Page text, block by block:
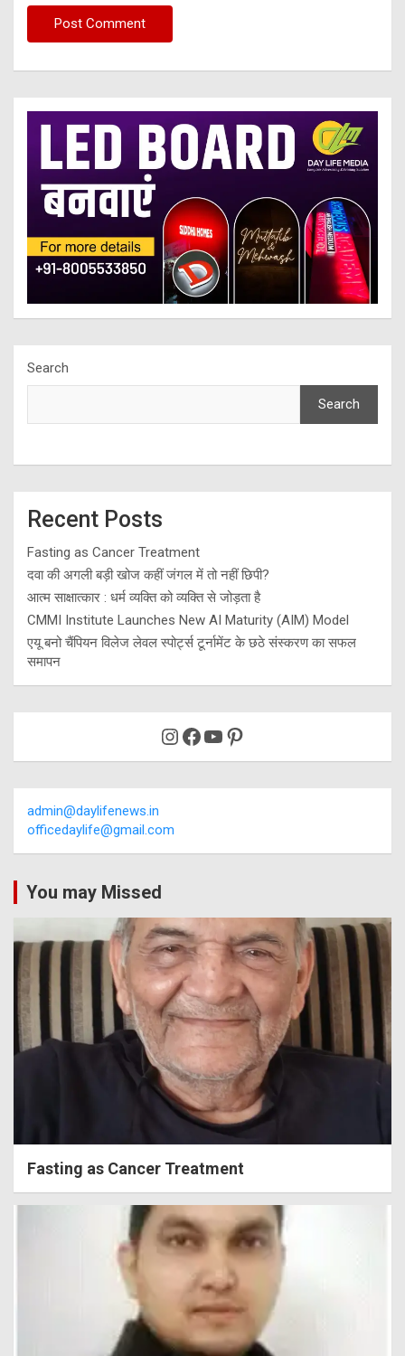
Search
Search
Recent Posts
Fasting as Cancer Treatment
दवा की अगली बड़ी खोज कहीं जंगल में तो नहीं छिपी?
आत्म साक्षात्कार : धर्म व्यक्ति को व्यक्ति से जोड़ता है
CMMI Institute Launches New AI Maturity (AIM) Model
एयू बनो चैंपियन विलेज लेवल स्पोर्ट्स टूर्नामेंट के छठे संस्करण का सफल
समापन
Instagram
Facebook
YouTube
Pinterest
admin@daylifenews.in
officedaylife@gmail.com
You may Missed
Fasting as Cancer Treatment